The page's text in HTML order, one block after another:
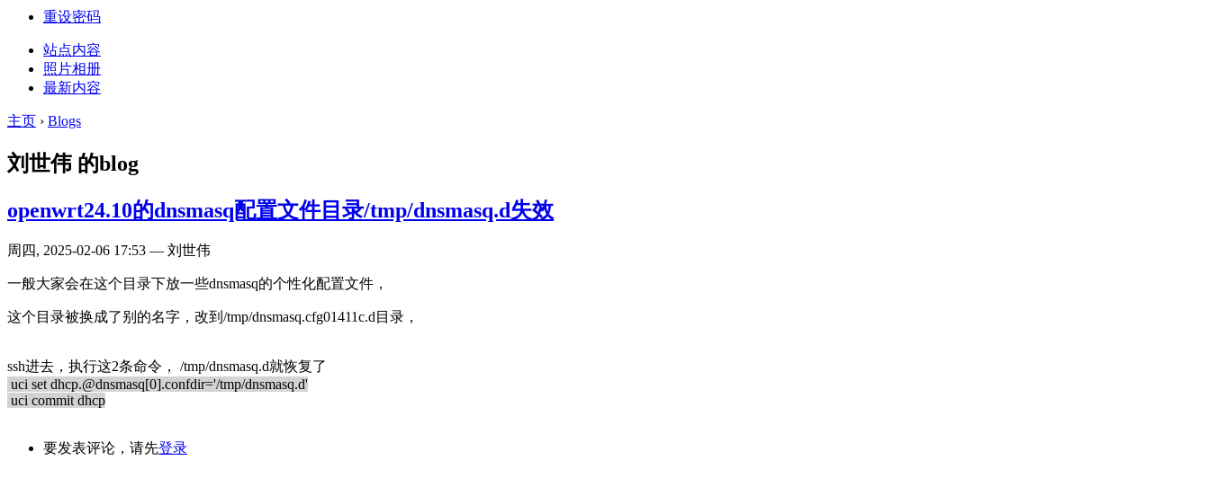
重设密码
站点内容
照片相册
最新内容
主页 › Blogs
刘世伟 的blog
openwrt24.10的dnsmasq配置文件目录/tmp/dnsmasq.d失效
周四, 2025-02-06 17:53 — 刘世伟
一般大家会在这个目录下放一些dnsmasq的个性化配置文件，
这个目录被换成了别的名字，改到/tmp/dnsmasq.cfg01411c.d目录，
ssh进去，执行这2条命令， /tmp/dnsmasq.d就恢复了​
uci set dhcp.@dnsmasq[0].confdir='/tmp/dnsmasq.d'
uci commit dhcp
要发表评论，请先登录